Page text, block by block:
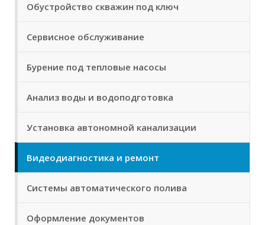
Обустройство скважин под ключ
Сервисное обслуживание
Бурение под тепловые насосы
Анализ воды и водоподготовка
Установка автономной канализации
Видеодиагностика и ремонт
Системы автоматического полива
Оформление документов